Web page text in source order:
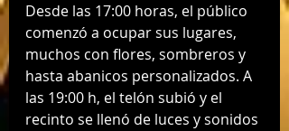
Desde las 17:00 horas, el público
comenzó a ocupar sus lugares,
muchos con flores, sombreros y
hasta abanicos personalizados. A
las 19:00 h, el telón subió y el
recinto se llenó de luces y sonidos